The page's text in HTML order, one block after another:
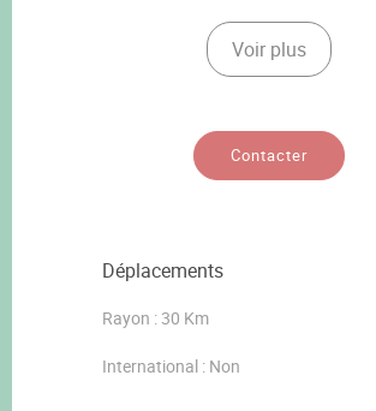
Voir plus
Contacter
Déplacements
Rayon : 30 Km
International : Non